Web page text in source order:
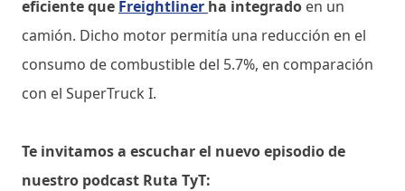
eficiente que Freightliner ha integrado en un
camión. Dicho motor permitía una reducción en el
consumo de combustible del 5.7%, en comparación
con el SuperTruck I.
Te invitamos a escuchar el nuevo episodio de
nuestro podcast Ruta TyT: